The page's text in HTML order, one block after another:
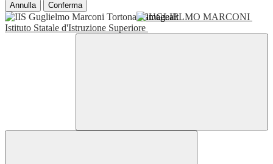
Annulla Conferma
GUGLIELMO MARCONI
Istituto Statale d'Istruzione Superiore